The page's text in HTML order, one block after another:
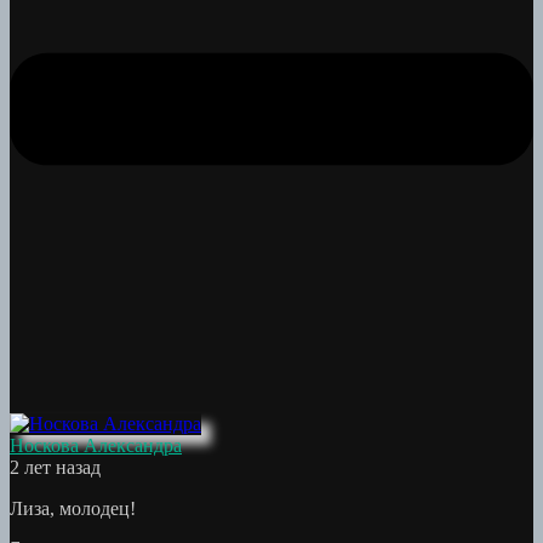
Носкова Александра
2 лет назад
Лиза, молодец!